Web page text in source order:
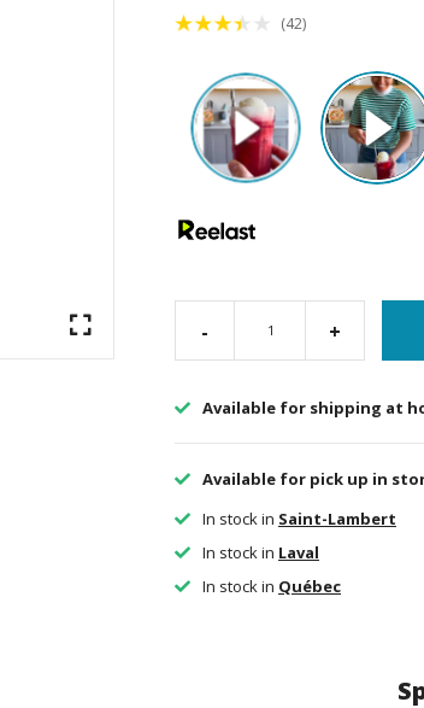
(42)
- +
Available for shipping at
Available for pick up in
In stock in Saint-Lambert
In stock in Laval
In stock in Québec